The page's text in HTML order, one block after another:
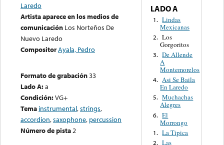
Laredo
Artista aparece en los medios de
comunicación Los Norteños De
Nuevo Laredo
CompositorAyala, Pedro
Formato de grabación33
Lado A:a
Condición:VG+
Tema instrumental,strings,
accordion,saxophone, percussion
Número de pista2
LADO A
1. Lindas
Mexicanas
2. Los
Gorgoritos
3. De Allende
A
Montemorelos
4. Asi Se Baila
En Laredo
5. Muchachas
Alegres
6. El
Morrongo
1. La Tipica
2. Las